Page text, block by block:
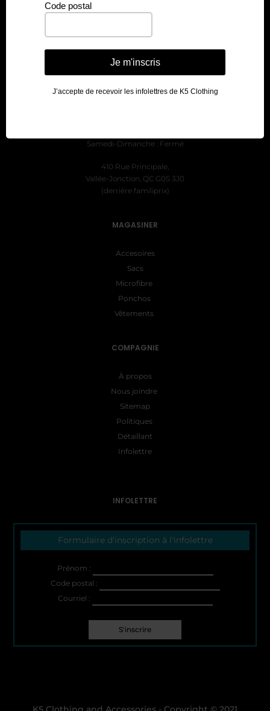
Samedi-Dimanche : Fermé
410 Rue Principale,
Vallée-Jonction, QC G0S 3J0
(derrière familiprix)
MAGASINER
Accesoires
Sacs
Microfibre
Ponchos
Vêtements
COMPAGNIE
À propos
Nous joindre
Sitemap
Politiques
Détaillant
Infolettre
INFOLETTRE
Formulaire d'inscription à l'infolettre
Prénom :
Code postal :
Courriel :
Code postal
Je m'inscris
J’accepte de recevoir les infolettres de K5 Clothing